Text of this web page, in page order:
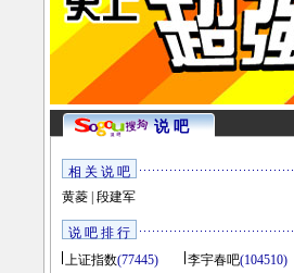
说 吧
相 关 说 吧
黄菱| 段建军
说 吧 排 行
上证指数(77445) 李宇春吧(104510)